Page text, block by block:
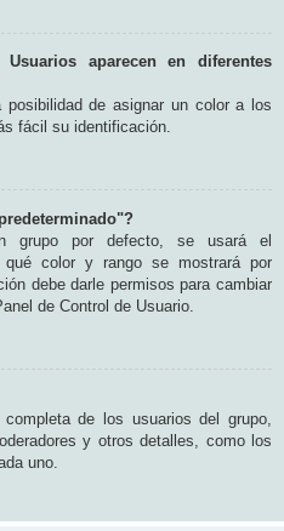
aparecen en diferentes
posibilidad de asignar un color a los
fácil su identificación.
por defecto, se usará el
qué color y rango se mostrará por
debe darle permisos para cambiar
de Control de Usuario.
de los usuarios del grupo,
y otros detalles, como los
uno.